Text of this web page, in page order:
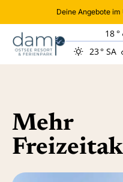
Deine Angebote
18°
23° SA
Mehr